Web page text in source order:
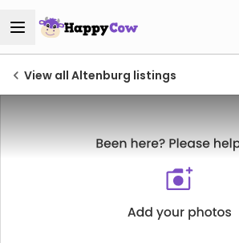
View all Altenburg listings